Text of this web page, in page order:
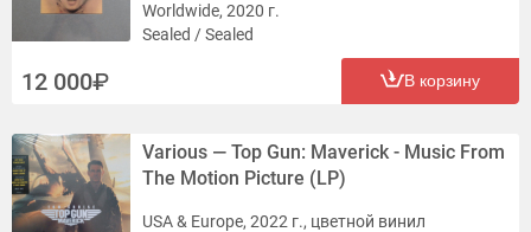
Worldwide, 2020 г.
Sealed / Sealed
12 000 В корзину
Various — Top Gun: Maverick - Music From
The Motion Picture (LP)
USA & Europe, 2022 г., цветной винил